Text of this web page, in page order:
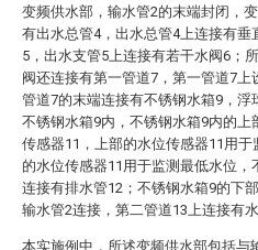
变频供水部，输水管2的末端封闭，
有出水总管4，出水总管4上连接有垂
5，出水支管5上连接有若干水阀6；
阀还连接有第一管道7，第一管道7上
管道7的末端连接有不锈钢水箱9，浮
不锈钢水箱9内，不锈钢水箱9内的上
传感器11，上部的水位传感器11用
的水位传感器11用于监测最低水位，
连接有排水管12；不锈钢水箱9的下
输水管2连接，第二管道13上连接有
本实施例中，所述变频供水部包括与